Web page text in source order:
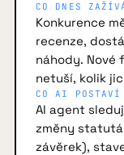
CO DNES
Konkurence
recenze,
náhody. Nové
netuší, kolik
CO AI POSTAVÍ
AI agent
změny
závěrek),